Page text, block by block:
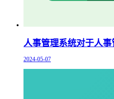
人事管理系统对于人
2024-05-07